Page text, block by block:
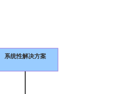
系统性解决方案